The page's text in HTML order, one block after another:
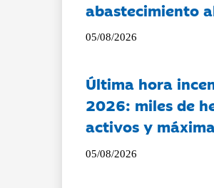
abastecimiento
05/08/2026
Última hora
2026: miles de
activos y
05/08/2026